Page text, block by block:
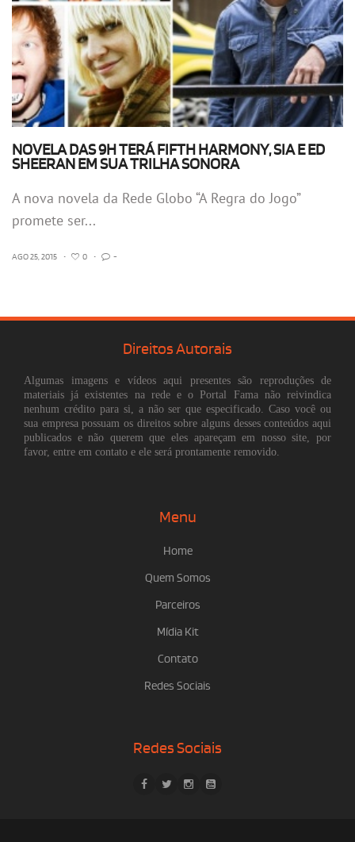
NOVELA DAS 9H TERÁ FIFTH HARMONY, SIA E ED
SHEERAN EM SUA TRILHA SONORA
A nova novela da Rede Globo “A Regra do Jogo”
promete ser...
AGO 25, 2015 • 0 • -
Direitos Autorais
Algumas imagens e vídeos aqui presentes são reproduções de
materiais já existentes na rede e o Portal Fama não reivindica
nenhum crédito para si, a não ser que especificado. Caso você ou
sua empresa possuam os direitos sobre alguns desses conteúdos aqui
publicados e não querem que eles apareçam em nosso site, por
favor, entre em contato e ele será prontamente removido.
Menu
Home
Quem Somos
Parceiros
Mídia Kit
Contato
Redes Sociais
Redes Sociais